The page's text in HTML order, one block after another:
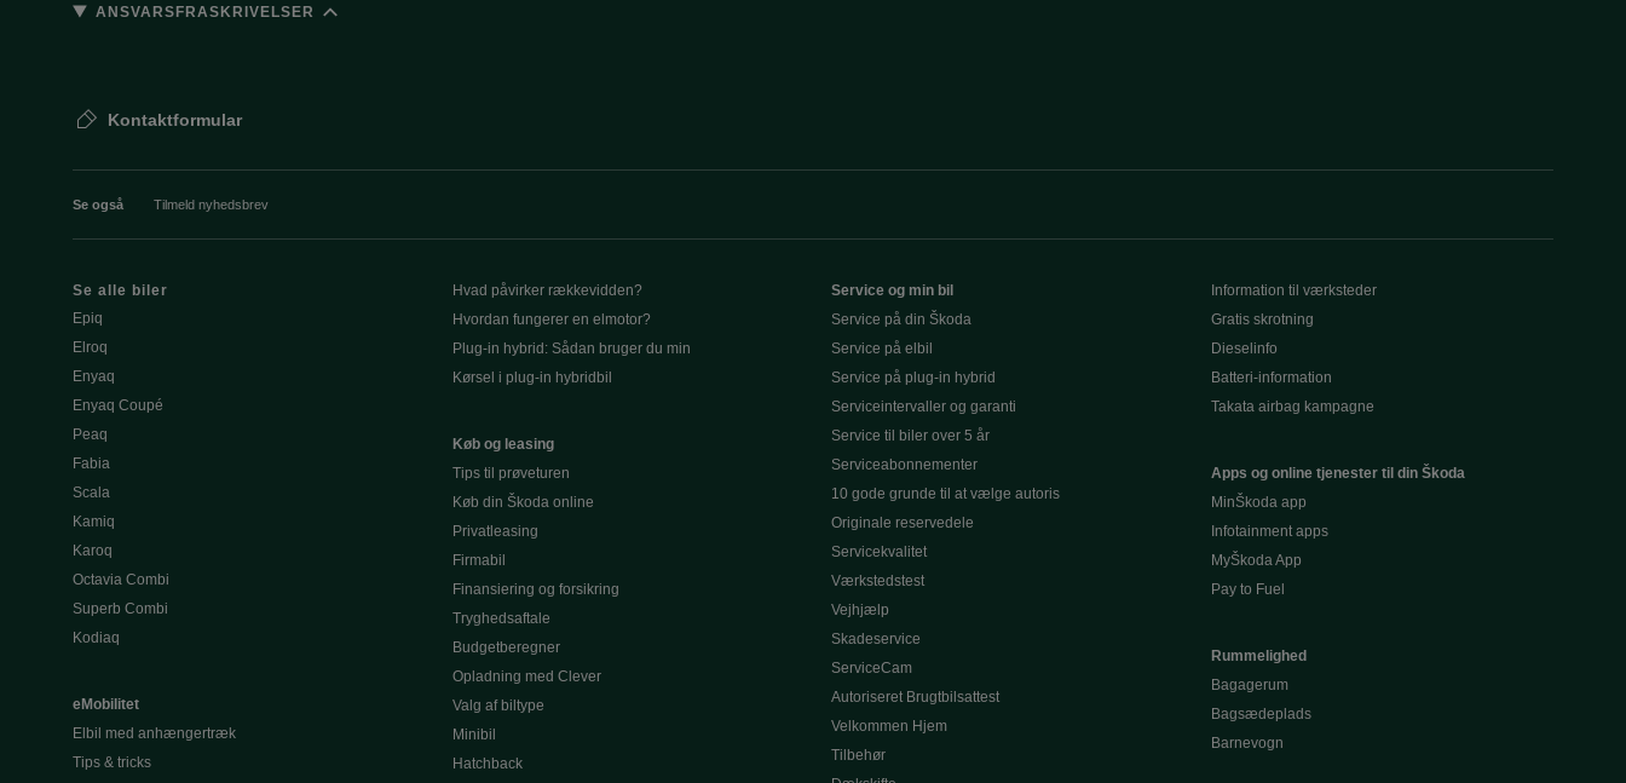
ANSVARSFRASKRIVELSER
Kontaktformular
Se også Tilmeld nyhedsbrev
Se alle biler
Epiq
Elroq
Enyaq
Enyaq Coupé
Peaq
Fabia
Scala
Kamiq
Karoq
Octavia Combi
Superb Combi
Kodiaq
eMobilitet
Elbil med anhængertræk
Tips & tricks
Hvad påvirker rækkevidden?
Hvordan fungerer en elmotor?
Plug-in hybrid: Sådan bruger du min
Kørsel i plug-in hybridbil
Køb og leasing
Tips til prøveturen
Køb din Škoda online
Privatleasing
Firmabil
Finansiering og forsikring
Tryghedsaftale
Budgetberegner
Opladning med Clever
Valg af biltype
Minibil
Hatchback
Service og min bil
Service på din Škoda
Service på elbil
Service på plug-in hybrid
Serviceintervaller og garanti
Service til biler over 5 år
Serviceabonnementer
10 gode grunde til at vælge autoris
Originale reservedele
Servicekvalitet
Værkstedstest
Vejhjælp
Skadeservice
ServiceCam
Autoriseret Brugtbilsattest
Velkommen Hjem
Tilbehør
Information til værksteder
Gratis skrotning
Dieselinfo
Batteri-information
Takata airbag kampagne
Apps og online tjenester til din Škoda
MinŠkoda app
Infotainment apps
MyŠkoda App
Pay to Fuel
Rummelighed
Bagagerum
Bagsædeplads
Barnevogn